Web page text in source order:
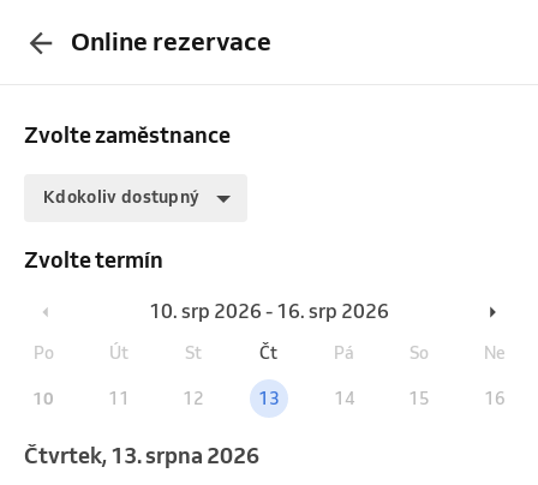
Online rezervace
Zvolte zaměstnance
Kdokoliv dostupný
Zvolte termín
10. srp 2026 - 16. srp 2026
Po Út St Čt Pá So Ne
10 11 12 13 14 15 16
čtvrtek, 13. srpna 2026